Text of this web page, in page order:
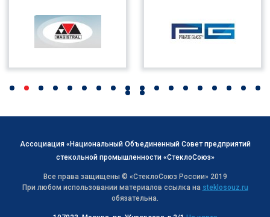
Ассоциация «Национальный Объединенный Совет предприятий
стекольной промышленности «СтеклоСоюз»
Все права защищены © «СтеклоСоюз Роcсии» 2019
При любом использовании материалов ссылка на steklosouz.ru
обязательна.